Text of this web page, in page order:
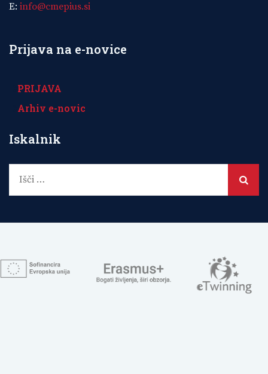
E: info@cmepius.si
Prijava na e-novice
PRIJAVA
Arhiv e-novic
Iskalnik